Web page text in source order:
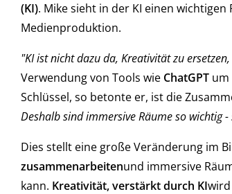
(KI). Mike sieht in der KI einen
Medienproduktion.
"KI ist nicht dazu da, Kreativität zu
Verwendung von Tools wie ChatGPT um
Schlüssel, so betonte er, ist die
Deshalb sind immersive Räume so wichtig
Dies stellt eine große Veränderung im
zusammenarbeitenund immersive
kann. Kreativität, verstärkt durch KI